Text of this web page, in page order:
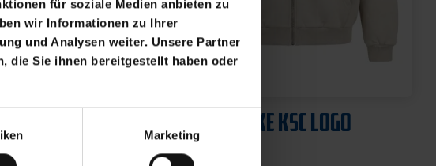
für soziale Medien anbieten zu
wir Informationen zu Ihrer
und Analysen weiter. Unsere Partner
die Sie ihnen bereitgestellt haben oder
Marketing
LOGO KIDS
€
SWEATJACKE KSC LOGO
NATUR